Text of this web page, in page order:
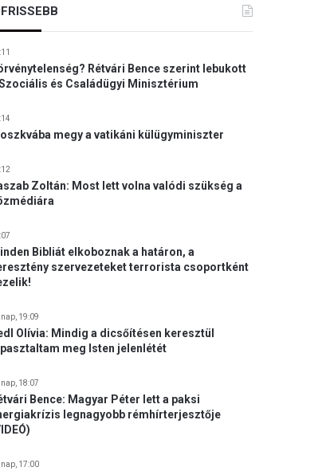
Rétvári Bence szerint lebukott
és Családügyi Minisztérium
megy a vatikáni külügyminiszter
Zoltán: Most lett volna valódi szükség a
Bibliát elkoboznak a határon, a
szervezeteket terrorista csoportként
19:09
Olívia: Mindig a dicsőítésen keresztül
meg Isten jelenlétét
18:07
Bence: Magyar Péter lett a paksi
legnagyobb rémhírterjesztője
17:00